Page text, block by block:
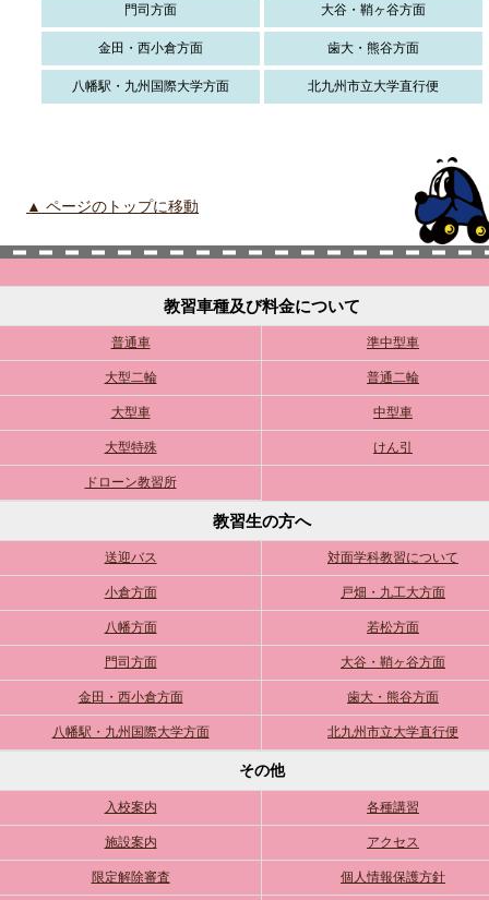
門司方面 大谷・鞘ヶ谷方面
金田・西小倉方面 歯大・熊谷方面
八幡駅・九州国際大学方面 北九州市立大学直行便
▲ ページのトップに移動
教習車種及び料金について
普通車 準中型車
大型二輪 普通二輪
大型車 中型車
大型特殊 けん引
ドローン教習所
教習生の方へ
送迎バス 対面学科教習について
小倉方面 戸畑・九工大方面
八幡方面 若松方面
門司方面 大谷・鞘ヶ谷方面
金田・西小倉方面 歯大・熊谷方面
八幡駅・九州国際大学方面 北九州市立大学直行便
その他
入校案内 各種講習
施設案内 アクセス
限定解除審査 個人情報保護方針